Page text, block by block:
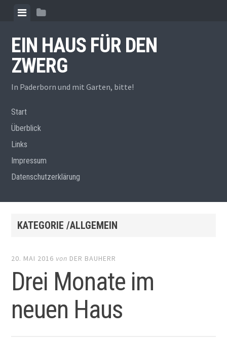
Zum
springen
MenüSeitenleiste
EIN HAUS FÜR DEN
ZWERG
In Paderborn und mit Garten, bitte!
Start
Überblick
Links
Impressum
Datenschutzerklärung
KATEGORIE /ALLGEMEIN
20. MAI 2016 von DER BAUHERR
Drei Monate im
neuen Haus